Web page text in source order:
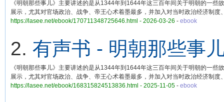
《明朝那些事儿》主要讲述的是从1344年到1644年这三百年间关于明朝的一
展示，尤其对官场政治、战争、帝王心术着墨最多，并加入对当时政治经济制度
https://lasee.net/ebook/170711348725646.html - 2026-03-26 - ebook
2. 有声书 - 明朝那些事
《明朝那些事儿》主要讲述的是从1344年到1644年这三百年间关于明朝的一
展示，尤其对官场政治、战争、帝王心术着墨最多，并加入对当时政治经济制度
https://lasee.net/ebook/168315824513836.html - 2025-11-05 - ebook